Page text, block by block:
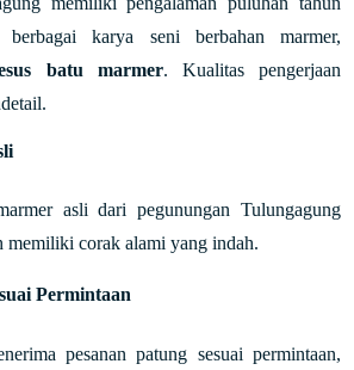
berbagai karya seni berbahan marmer,
batu marmer. Kualitas pengerjaan
asli dari pegunungan Tulungagung
memiliki corak alami yang indah.
Permintaan
pesanan patung sesuai permintaan,